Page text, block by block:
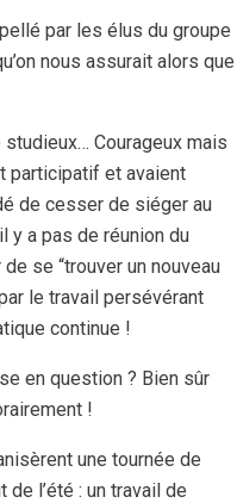
par les élus du groupe
nous assurait alors que
Courageux mais
participatif et avaient
de cesser de siéger au
y a pas de réunion du
se “trouver un nouveau
le travail persévérant
continue !
en question ? Bien sûr
!
une tournée de
l’été : un travail de